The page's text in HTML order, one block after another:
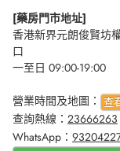
[藥房門市地址]
香港新界元朗俊賢坊
口
一至日 09:00-19:00
營業時間及地圖： 查
查詢熱線： 23666263
WhatsApp：